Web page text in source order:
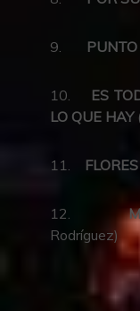
9.
10.
ES
LO QUE HAY
11. FLORES
12.
Rodríguez)